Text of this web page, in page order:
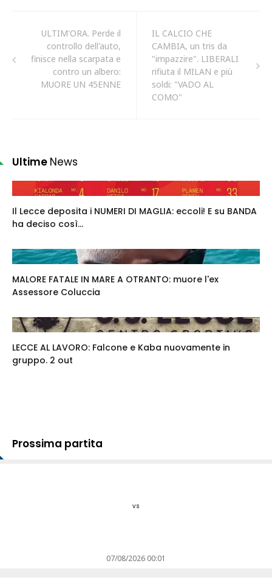
ULTIM'ORA. Perde il
controllo dell'auto,
finisce nella scarpata e
contro un albero:
MUORE UN 45ENNE
IL CALCIO CHE
CAMBIA, un tris da
"impazzire". LIBERALI
rifiuta il MILAN e più
soldi: "VADO AL
COMO"
Ultime News
Il Lecce deposita i NUMERI DI MAGLIA: eccoli! E su BANDA
ha deciso così...
MALORE FATALE IN MARE A OTRANTO: muore l'ex
Assessore Coluccia
LECCE AL LAVORO: Falcone e Kaba nuovamente in
gruppo. 2 out
Prossima partita
vs
07/08/2026 00:01